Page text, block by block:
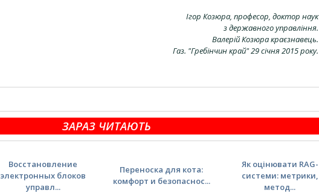
Ігор Козюра, професор, доктор наук
з державного управління.
Валерій Козюра краєзнавець.
Газ. "Гребінчин край" 29 січня 2015 року.
ЗАРАЗ ЧИТАЮТЬ
Восстановление
электронных блоков
управл...
Переноска для кота:
комфорт и безопаснос...
Як оцінювати RAG-
системи: метрики,
метод...